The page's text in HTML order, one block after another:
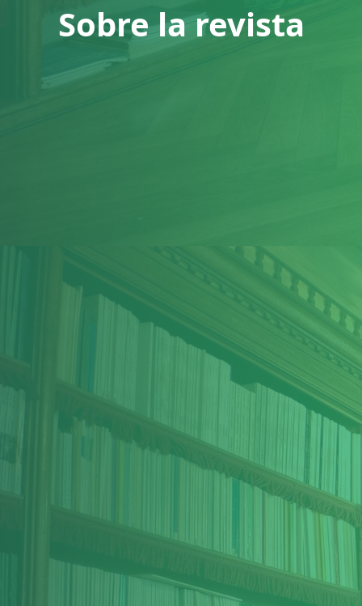
Sobre la revista